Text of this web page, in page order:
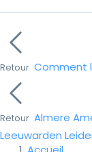
Retour Comment
Retour Almere
Leeuwarden